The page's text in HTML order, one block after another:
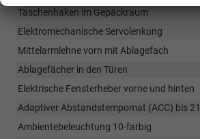
Taschenhaken im Gepäckraum
Elektromechanische Servolenkung
Mittelarmlehne vorn mit Ablagefach
Ablagefächer in den Türen
Elektrische Fensterheber vorne und hinten
Adaptiver Abstandstempomat (ACC) bis
Ambientebeleuchtung 10-farbig